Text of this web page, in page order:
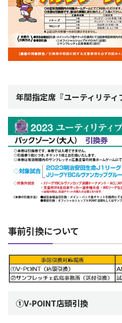
年間指定席『ユーティリティ
事前引換について
①V-POINT店頭引換